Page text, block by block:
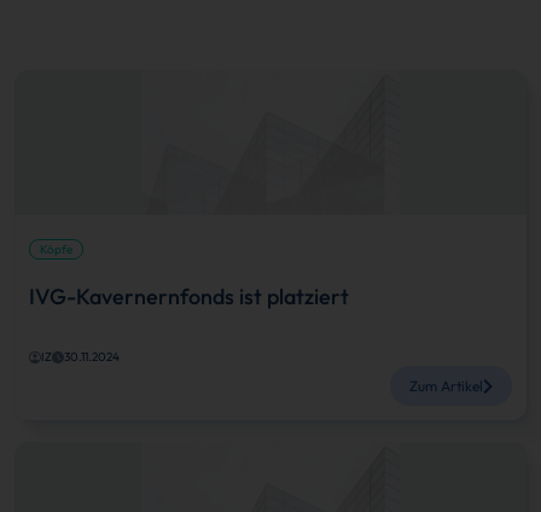
Köpfe
IVG-Kavernernfonds ist platziert
IZ 30.11.2024
Zum Artikel